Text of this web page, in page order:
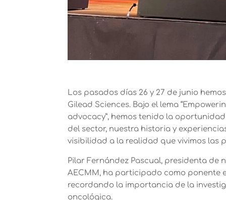
Los pasados días 26 y 27 de junio
Gilead Sciences. Bajo el lema
advocacy”, hemos tenido la
del sector, nuestra historia y
visibilidad a la realidad que vivimos las
Pilar Fernández Pascual, presidenta de
AECMM, ha participado como ponente
recordando la importancia de la
oncológica.